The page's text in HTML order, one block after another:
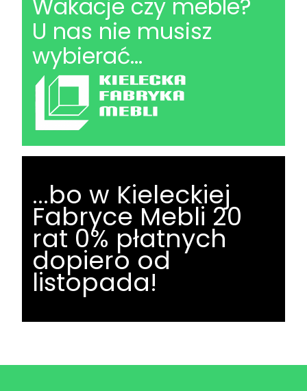
Wakacje czy meble?
U nas nie musisz
wybierać...
...bo w Kieleckiej
Fabryce Mebli 20
rat 0% płatnych
dopiero od
listopada!